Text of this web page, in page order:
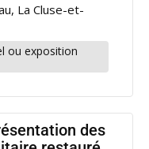
La Cluse-et-
ou exposition
des